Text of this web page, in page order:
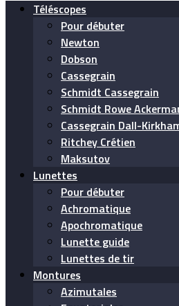
Téléscopes
Pour débuter
Newton
Dobson
Cassegrain
Schmidt Cassegrain
Schmidt Rowe
Cassegrain Dall-
Ritchey Crétien
Maksutov
Lunettes
Pour débuter
Achromatique
Apochromatique
Lunette guide
Lunettes de tir
Montures
Azimutales